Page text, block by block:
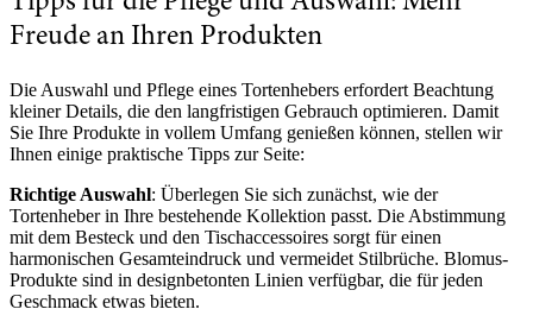
Freude an Ihren Produkten
Die Auswahl und Pflege eines Tortenhebers erfordert Beachtung
kleiner Details, die den langfristigen Gebrauch optimieren. Damit
Sie Ihre Produkte in vollem Umfang genießen können, stellen wir
Ihnen einige praktische Tipps zur Seite:
Richtige Auswahl: Überlegen Sie sich zunächst, wie der
Tortenheber in Ihre bestehende Kollektion passt. Die Abstimmung
mit dem Besteck und den Tischaccessoires sorgt für einen
harmonischen Gesamteindruck und vermeidet Stilbrüche. Blomus-
Produkte sind in designbetonten Linien verfügbar, die für jeden
Geschmack etwas bieten.